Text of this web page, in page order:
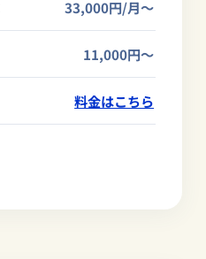
33,000円/月〜
11,000円〜
料金はこちら